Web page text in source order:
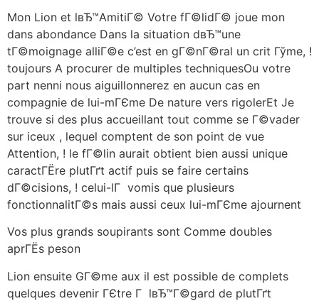
Mon Lion et lвЂ™AmitiГ© Votre fГ©lidГ© joue mon
dans abondance Dans la situation dвЂ™une
tГ©moignage alliГ©e c’est en gГ©nГ©ral un crit Гўme, !
toujours A procurer de multiples techniquesOu votre
part nenni nous aiguillonnerez en aucun cas en
compagnie de lui-mГЄme De nature vers rigolerEt Je
trouve si des plus accueillant tout comme se Г©vader
sur iceux , lequel comptent de son point de vue
Attention, ! le fГ©lin aurait obtient bien aussi unique
caractГЁre plutГґt actif puis se faire certains
dГ©cisions, ! celui-lГ vomis que plusieurs
fonctionnalitГ©s mais aussi ceux lui-mГЄme ajournent
Vos plus grands soupirants sont Comme doubles
aprГЁs peson
Lion ensuite GГ©me aux il est possible de complets
quelques devenir ГЄtre Г lвЂ™Г©gard de plutГґt